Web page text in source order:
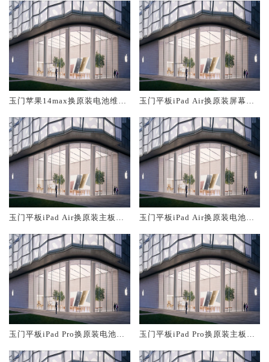
玉门苹果14max换原装电池维修
玉门平板iPad Air换原装屏幕服
玉门平板iPad Air换原装主板维
玉门平板iPad Air换原装电池维
玉门平板iPad Pro换原装电池维
玉门平板iPad Pro换原装主板维